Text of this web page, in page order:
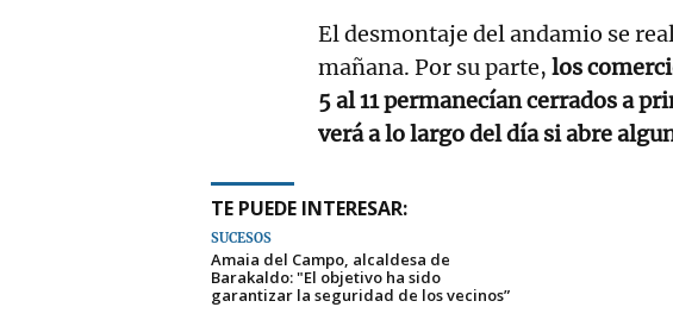
El desmontaje del andamio se
mañana. Por su parte, los
5 al 11 permanecían cerrados a
verá a lo largo del día si abre
TE PUEDE INTERESAR:
SUCESOS
Amaia del Campo, alcaldesa de
Barakaldo: "El objetivo ha sido
garantizar la seguridad de los vecinos”